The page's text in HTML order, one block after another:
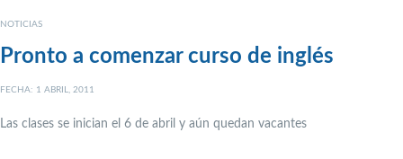
NOTICIAS
Pronto a comenzar curso de inglés
FECHA: 1 ABRIL, 2011
Las clases se inician el 6 de abril y aún quedan vacantes